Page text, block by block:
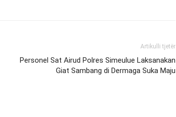
Artikulli tjetër
Personel Sat Airud Polres Simeulue Laksanakan
Giat Sambang di Dermaga Suka Maju